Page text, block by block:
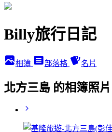
Billy旅行日記
相簿 部落格 名片
北方三島 的相簿照片